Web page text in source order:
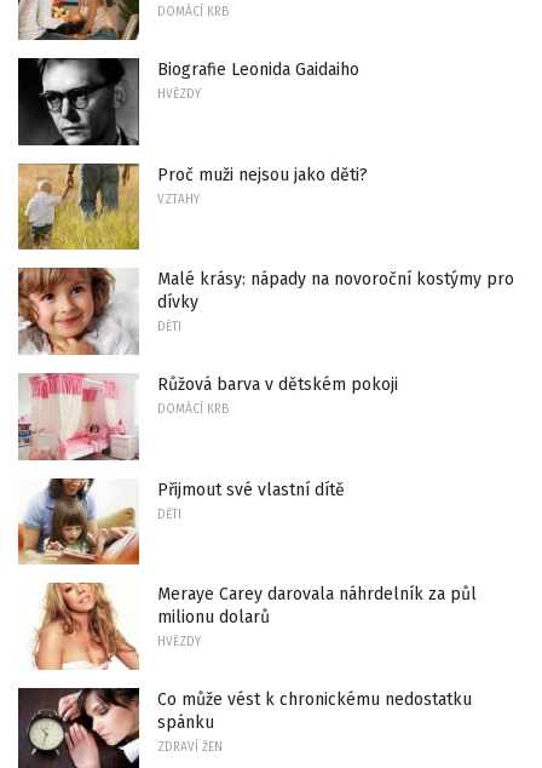
DOMÁCÍ KRB
Biografie Leonida Gaidaiho
HVĚZDY
Proč muži nejsou jako děti?
VZTAHY
Malé krásy: nápady na novoroční kostýmy pro
dívky
DĚTI
Růžová barva v dětském pokoji
DOMÁCÍ KRB
Přijmout své vlastní dítě
DĚTI
Meraye Carey darovala náhrdelník za půl
milionu dolarů
HVĚZDY
Co může vést k chronickému nedostatku
spánku
ZDRAVÍ ŽEN